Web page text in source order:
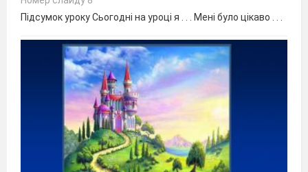
Підсумок уроку Сьогодні на уроці я . . . Мені було цікаво . . .